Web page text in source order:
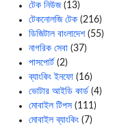
টেক নিউজ(13)
টেকনোলজি টেক (216)
ডিজিটাল বাংলাদেশ(55)
নাগরিক সেবা (37)
পাসপোর্ট (2)
ব্যাংকিং ইনফো (16)
ভোটার আইডি কার্ড (4)
মোবাইল টিপস (111)
মোবাইল ব্যাংকিং (7)